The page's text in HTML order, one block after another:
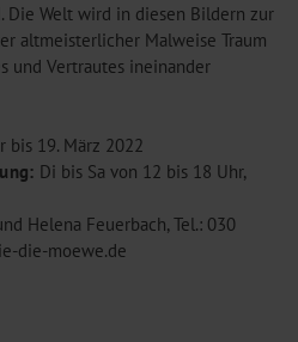
Die Welt wird in diesen Bildern zur
altmeisterlicher Malweise Traum
und Vertrautes ineinander
bis 19. März 2022
Di bis Sa von 12 bis 18 Uhr,
Helena Feuerbach, Tel.: 030
die-moewe.de